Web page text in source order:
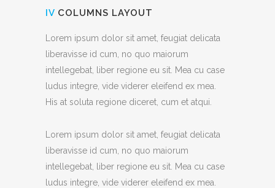
IV COLUMNS LAYOUT
Lorem ipsum dolor sit amet, feugiat delicata
liberavisse id cum, no quo maiorum
intellegebat, liber regione eu sit. Mea cu case
ludus integre, vide viderer eleifend ex mea.
His at soluta regione diceret, cum et atqui.
Lorem ipsum dolor sit amet, feugiat delicata
liberavisse id cum, no quo maiorum
intellegebat, liber regione eu sit. Mea cu case
ludus integre, vide viderer eleifend ex mea.